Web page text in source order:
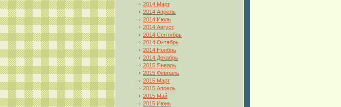
2014 Март
2014 Апрель
2014 Июль
2014 Август
2014 Сентябрь
2014 Октябрь
2014 Ноябрь
2014 Декабрь
2015 Январь
2015 Февраль
2015 Март
2015 Апрель
2015 Май
2015 Июнь